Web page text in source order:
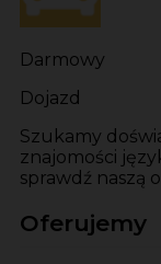
Darmowy
Dojazd
Szukamy
znajomości
sprawdź naszą
Oferujemy